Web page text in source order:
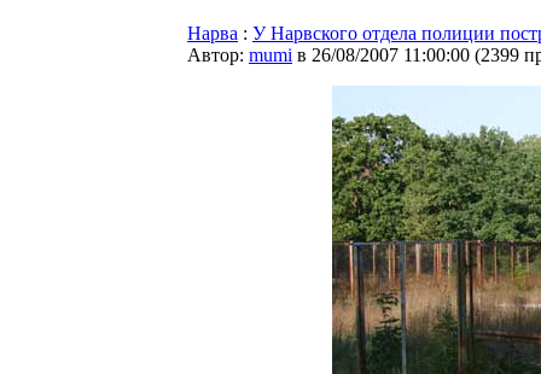
Нарва : У Нарвского отдела полиции
Автор: mumi в 26/08/2007 11:00:00 (2399